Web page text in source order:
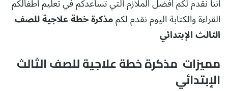
القراءة والكتابة اليوم نقدم لكممذكرة خطة علاجية للصف
الثالث الإبتدائي
مميزات مذكرة خطة علاجية للصف الثالث
الإبتدائي